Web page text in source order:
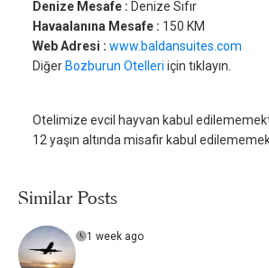
Denize Mesafe : Denize Sıfır
Havaalanına Mesafe : 150 KM
Web Adresi : www.baldansuites.com
Diğer Bozburun Otelleri için tıklayın.
Otelimize evcil hayvan kabul
12 yaşın altında misafir kabul
Similar Posts
1 week ago